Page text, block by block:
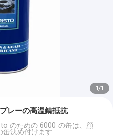
1/1
レーの高温錆抵抗
のための 6000 の缶は、顧
缶決め付けます